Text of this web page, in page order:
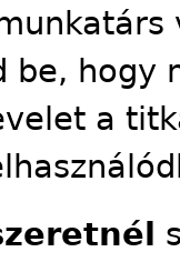
be, hogy
a